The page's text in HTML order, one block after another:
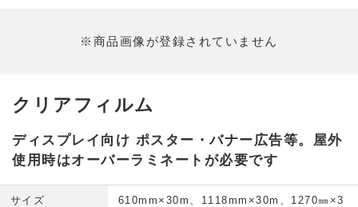
※商品画像が登録されていません
クリアフィルム
ディスプレイ向け ポスター・バナー広告等。屋外
使用時はオーバーラミネートが必要です
サイズ
610mm×30m、1118mm×30m、1270㎜×3